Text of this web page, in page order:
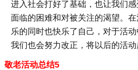
进入社会打好了基础，也让我们
面临的困难和对被关注的渴望。
乐的同时也快乐了自己，对于活动
我们也会努力改正，将以后的活动
敬老活动总结5